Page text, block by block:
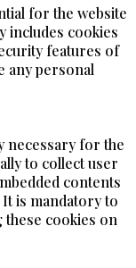
for the website
includes cookies
features of
any personal
necessary for the
to collect user
contents
is mandatory to
cookies on